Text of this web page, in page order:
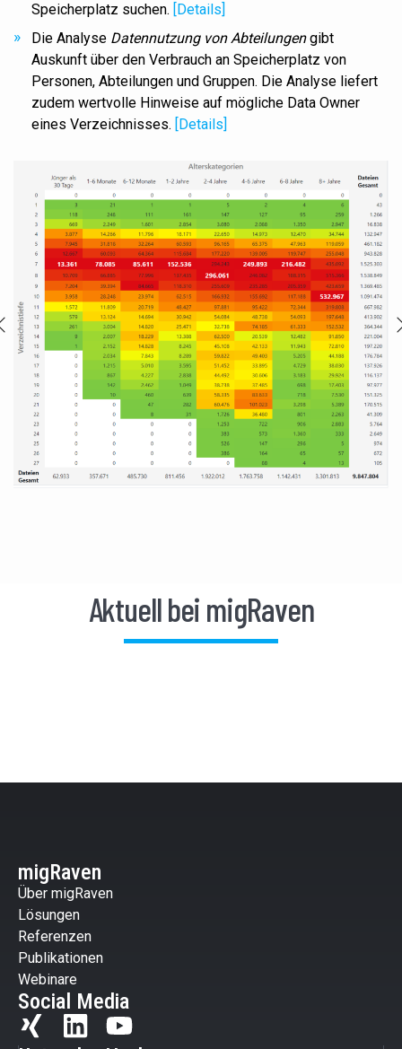
Speicherplatz suchen.
[Details]
Die Analyse Datennutzung von Abteilungengibt
Auskunft über den Verbrauch an Speicherplatz von
Personen, Abteilungen und Gruppen. Die Analyse liefert
zudem wertvolle Hinweise auf mögliche Data Owner
eines Verzeichnisses.
[Details]
Aktuell bei migRaven
migRaven
Über migRaven
Lösungen
Referenzen
Publikationen
Webinare
Social Media